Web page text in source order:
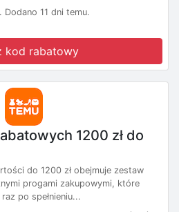
Dodano 11 dni temu.
kod rabatowy
1200 zł do
do 1200 zł obejmuje zestaw
progami zakupowymi, które
po spełnieniu...